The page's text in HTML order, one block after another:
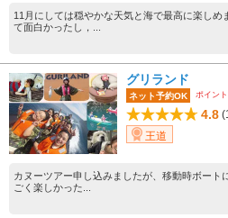
11月にしては穏やかな天気と海で最高に楽しめ
て面白かったし，...
グリランド
ネット予約OK ポイン
4.8
王道
カヌーツアー申し込みましたが、移動時ボート
ごく楽しかった...